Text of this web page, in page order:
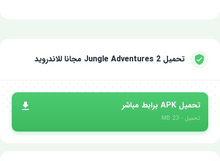
تحميل Jungle Adventures 2 مجانا للاندرويد
تحميل APK برابط مباشر
تحميل - 23 MB